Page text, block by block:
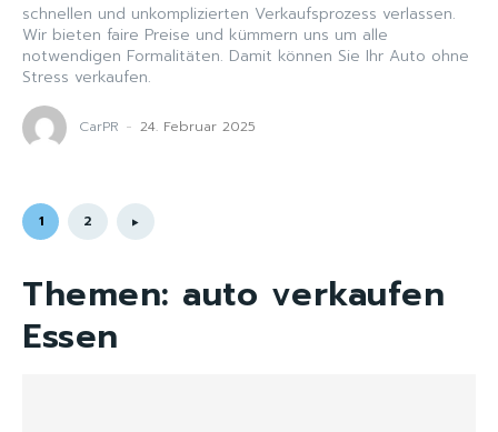
schnellen und unkomplizierten Verkaufsprozess verlassen.
Wir bieten faire Preise und kümmern uns um alle
notwendigen Formalitäten. Damit können Sie Ihr Auto ohne
Stress verkaufen.
CarPR - 24. Februar 2025
1 2
Themen: auto verkaufen
Essen